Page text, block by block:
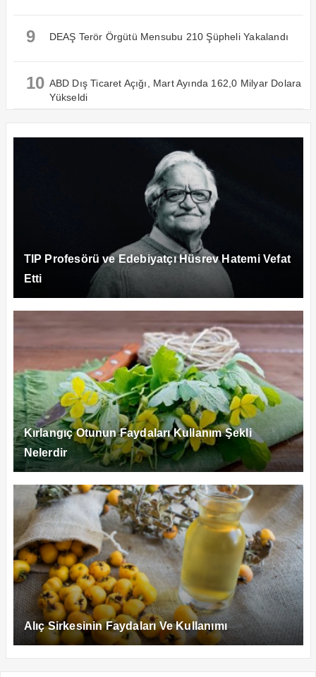
9 DEAŞ Terör Örgütü Mensubu 210 Şüpheli Yakalandı
10 ABD Dış Ticaret Açığı, Mart Ayında 162,0 Milyar Dolara
Yükseldi
TIP Profesörü ve Edebiyatçı Hüsrev Hatemi Vefat
Etti
Kırlangıç Otunun Faydaları Kullanım Şekli
Nelerdir
Alıç Sirkesinin Faydaları Ve Kullanımı